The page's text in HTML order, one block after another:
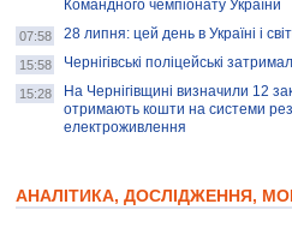
Командного чемпіонату України
07:58 28 липня: цей день в Україні і
15:58 Чернігівські поліцейські
15:28
На Чернігівщині визначили 12
отримають кошти на системи
електроживлення
АНАЛІТИКА, ДОСЛІДЖЕННЯ,